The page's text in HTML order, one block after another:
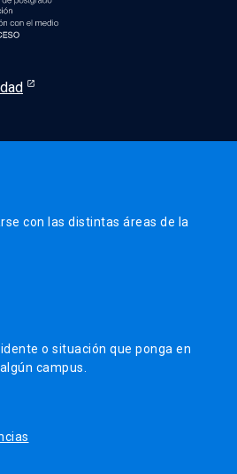
con las distintas áreas de la
o situación que ponga en
campus.